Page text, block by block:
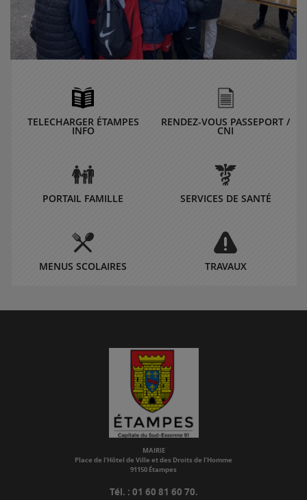
TELECHARGER ÉTAMPES
INFO
RENDEZ-VOUS PASSEPORT /
CNI
PORTAIL FAMILLE SERVICES DE SANTÉ
MENUS SCOLAIRES TRAVAUX
MAIRIE
Place de l’Hôtel de Ville et des Droits de l’Homme
91150 Étampes
Tél. : 01 60 81 60 70.